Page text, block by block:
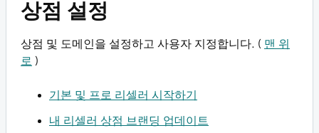
상점 설정
상점 및 도메인을 설정하고 사용자 지정합니다. ( 맨 위
로 )
기본 및 프로 리셀러 시작하기
내 리셀러 상점 브랜딩 업데이트